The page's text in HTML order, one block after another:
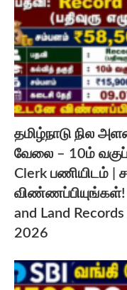
தமிழ்நாடு நில
வேலை – 10ம்
Clerk பணியிடம் |
விண்ணப்பியுங்கள்!
and Land
2026